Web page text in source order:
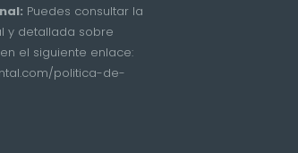
Puedes consultar la
y detallada sobre
el siguiente enlace:
politica-de-